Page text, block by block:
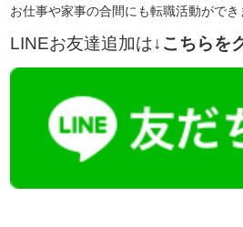
お仕事や家事の合間にも転職活動がで
LINEお友達追加は↓こちらを